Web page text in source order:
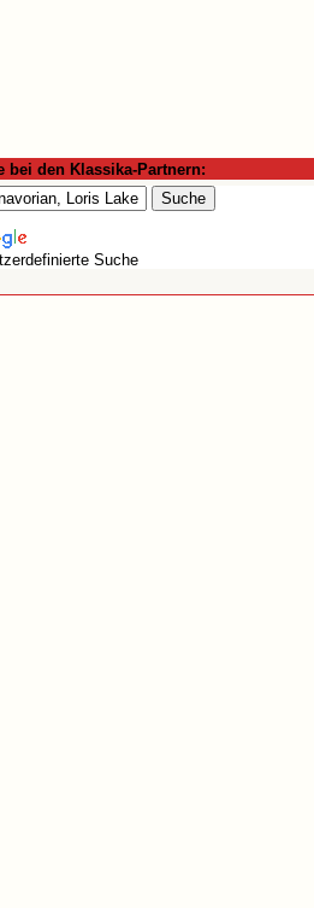
bei den Klassika-Partnern:
Suche